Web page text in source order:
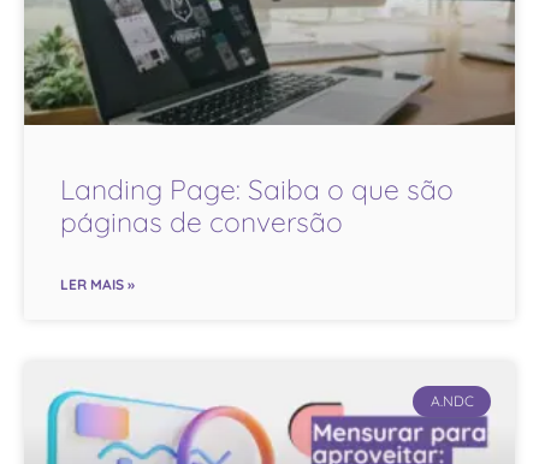
Landing Page: Saiba o que são
páginas de conversão
LER MAIS »
A.NDC